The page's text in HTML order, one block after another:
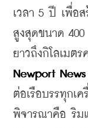
เวลา 5 ปี เพื่อส
สูงสุดขนาด
Newport News
ต่อเรือบรรทุกเ
พิจารณาคือ ริม